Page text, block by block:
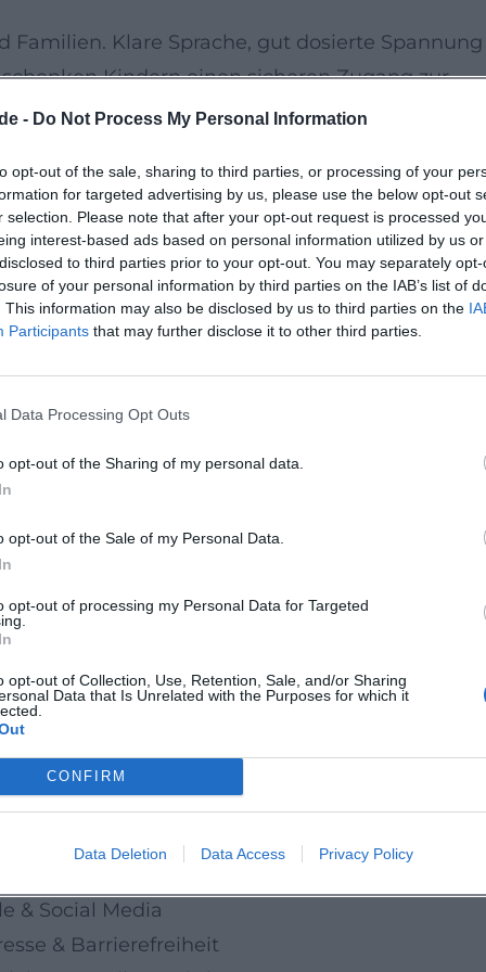
- Do Not Process My Personal Information
opt-out of the sale, sharing to third parties, or processing of your
for targeted advertising by us, please use the below opt-out
selection. Please note that after your opt-out request is processed
interest-based ads based on personal information utilized by us
to third parties prior to your opt-out. You may separately
of your personal information by third parties on the IAB’s list of
This information may also be disclosed by us to third parties on the
Participants that may further disclose it to other third parties.
Data Processing Opt Outs
opt-out of the Sharing of my personal data.
opt-out of the Sale of my Personal Data.
opt-out of processing my Personal Data for Targeted
opt-out of Collection, Use, Retention, Sale, and/or Sharing
Data that Is Unrelated with the Purposes for which it
CONFIRM
Data Deletion Data Access Privacy Policy
Klare Sprache, gut dosierte Spannung
Kindern einen sicheren Zugang zur
der Musikvermittlung fördern Entwicklung,
ist barrierefrei zugänglich. Nahe ÖPNV-
Parkhaus sowie kurze Wege erleichtern den
überschaubare Sitzplätze – ideal für
Holgersson begeistert Familien. Auf
Musik auf Augenhöhe eröffnet. Auf
aus Erzählung und Orchesterklang
über Mut und Freundschaft: Dieses
Sicherheit und Nähe zum Orchester. Jetzt
Termin 19.04.2026
& Social Media
& Barrierefreiheit